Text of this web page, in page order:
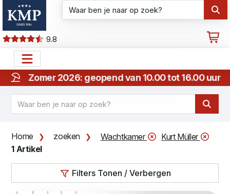
9.8
Zomer 2026: geopend van 10.00 tot 16.00 uur
Home zoeken Wachtkamer
Kurt Müller
1 Artikel
Filters Tonen / Verbergen